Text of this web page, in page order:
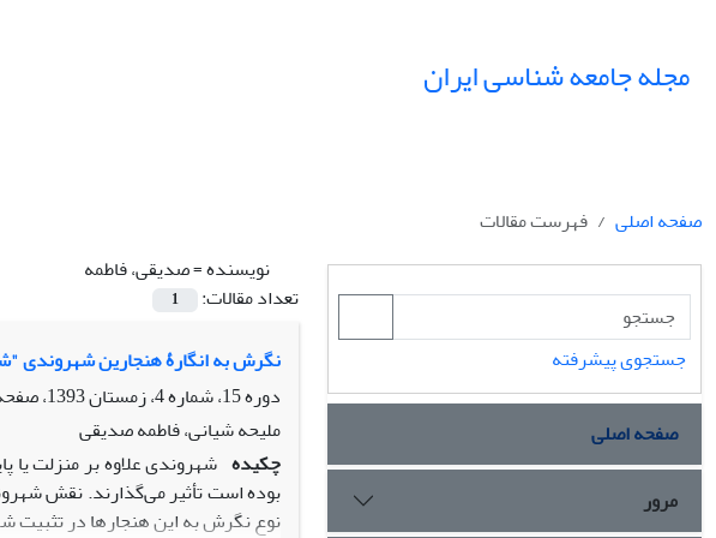
مجله جامعه شناسی ایران
صفحه اصلی
فهرست مقالات
نویسنده =صدیقی، فاطمه
تعداد مقالات:
1
نگرش به انگارۀ هنجارین
دوره 15، شماره 4، زمستان 1393، صفحه
ملیحه شیانی، فاطمه صدیقی
چکیده شهروندی علاوه بر منزلت
بوده است تأثیر می‌گذارند. نقش
نوع نگرش به این هنجارها در تثبیت
جستجوی پیشرفته
صفحه اصلی
مرور